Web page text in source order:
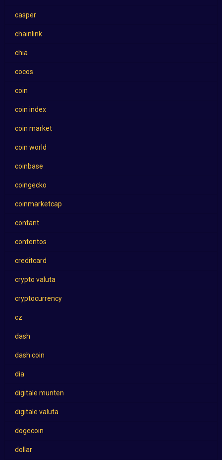
casper
chainlink
chia
cocos
coin
coin index
coin market
coin world
coinbase
coingecko
coinmarketcap
contant
contentos
creditcard
crypto valuta
cryptocurrency
cz
dash
dash coin
dia
digitale munten
digitale valuta
dogecoin
dollar